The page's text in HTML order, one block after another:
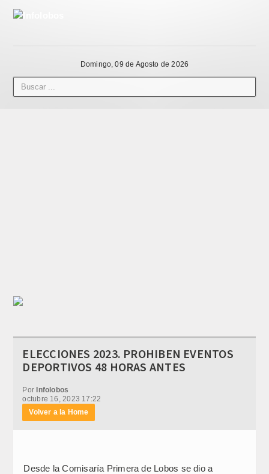
Domingo, 09 de Agosto de 2026
ELECCIONES 2023. PROHIBEN EVENTOS
DEPORTIVOS 48 HORAS ANTES
Por Infolobos
octubre 16, 2023 17:22
Volver a la Home
Desde la Comisaría Primera de Lobos se dio a